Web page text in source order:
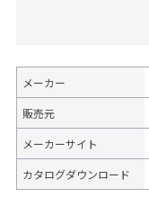
メーカー
販売元
メーカーサイト
カタログダウンロード